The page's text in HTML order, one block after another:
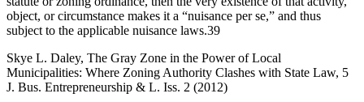
object, or circumstance makes it a “nuisance per se,” and thus
subject to the applicable nuisance laws.39
Skye L. Daley, The Gray Zone in the Power of Local
Municipalities: Where Zoning Authority Clashes with State Law, 5
J. Bus. Entrepreneurship & L. Iss. 2 (2012)